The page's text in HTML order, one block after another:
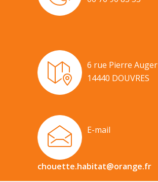
6 rue Pierre Auger
14440 DOUVRES
E-mail
chouette.habitat@orange.fr